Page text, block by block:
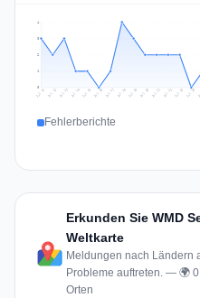
1
2
3
4
Jul 11 Jul 12 Jul 13 Jul 14 Jul 15 Jul 16 Jul 17 Jul 18 Jul 19 Jul 20 Jul 21 Jul 22 Jul 23 Jul 24
Fehlerberichte
Erkunden Sie WMD
Weltkarte
Meldungen nach Ländern
Probleme auftreten. — 🌍
Orten